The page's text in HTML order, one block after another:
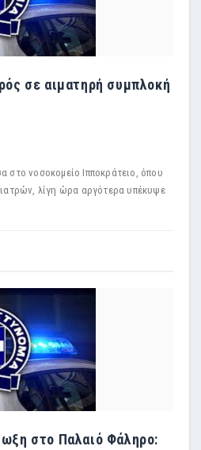
σε αιματηρή συμπλοκή
στο νοσοκομείο Ιπποκράτειο, όπου
λίγη ώρα αργότερα υπέκυψε
στο Παλαιό Φάληρο: